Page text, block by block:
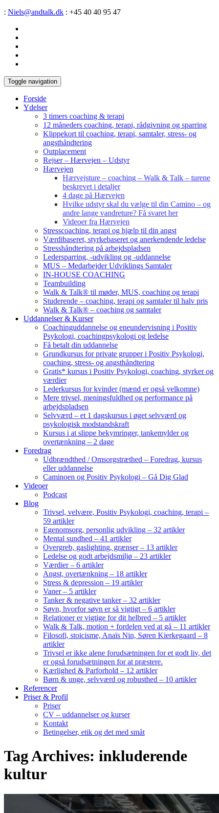
: Niels@andtalk.dk : +45 40 40 95 47
Toggle navigation
Forside
Ydelser
3 timers coaching & terapi
12 måneders coaching, terapi, rådgivning og sparring
Klippekort til coaching, terapi, samtaler, stress- og
angsthåndtering
Outplacement
Rejser – Hærvejen – Udstyr
Hærvejen
Hærvejsture – coaching – Walk & Talk – turene
beskrevet i detaljer
4 dage på Hærvejen
Hvilke udstyr skal du vælge til din Camino – og
andre lange vandreture? Få svaret her
Videoer fra Hærvejen
Stresscoaching, terapi og hjælp til din angst
Værdibaseret, styrkebaseret og anerkendende ledelse
Stresshåndtering på arbejdspladsen
Ledersparring, -udvikling og -uddannelse
MUS – Medarbejder Udviklings Samtaler
IN-HOUSE COACHING
Teambuilding
Walk & Talk® til møder, MUS, coaching og terapi
Studerende – coaching, terapi og samtaler til halv pris
Walk & Talk® – coaching og samtaler
Uddannelser & Kurser
Coachinguddannelse og eneundervisning i Positiv
Psykologi, coachingpsykologi og ledelse
Få betalt din uddannelse
Grundkursus for private grupper i Positiv Psykologi,
coaching, stress- og angsthåndtering
Gratis* kursus i Positiv Psykologi, coaching, styrker og
værdier
Lederkursus for kvinder (mænd er også velkomne)
Mere trivsel, meningsfuldhed og performance på
arbejdspladsen
Selvværd – et 1 dagskursus i øget selvværd og
psykologisk modstandskraft
Kursus i at slippe bekymringer, tankemylder og
overtænkning – 2 dage
Foredrag
Udbrændthed / Omsorgstræthed – Foredrag, kursus
eller uddannelse
Caminoen og Positiv Psykologi – Gå Dig Glad
Videoer
Podcast
Blog
Trivsel, velvære, Positiv Psykologi, coaching, terapi –
59 artikler
Egenomsorg, personlig udvikling – 32 artikler
Mental sundhed – 41 artikler
Overgreb, gaslighting, grænser – 13 artikler
Ledelse og godt arbejdsmiljø – 23 artikler
Værdier – 6 artikler
Angst, overtænkning – 18 artikler
Stress & depression – 19 artikler
Vaner – 5 artikler
Tanker & negative tanker – 32 artikler
Søvn, hvorfor søvn er så vigtigt – 6 artikler
Relationer er vigtige for dit helbred – 5 artikler
Walk & Talk, motion + fordelen ved at gå – 11 artikler
Filosofi, stoicisme, Anaïs Nin, Søren Kierkegaard – 8
artikler
Trivsel er ikke alene forudsætningen for et godt liv, det
er også forudsætningen for at præstere.
Kærlighed & Parforhold – 12 artikler
Børn & unge, selvværd og robusthed – 10 artikler
Referencer
Priser & Profil
Priser
CV – uddannelser og kurser
Kontakt
Betingelser, etik og det med småt
Tag Archives: inkluderende
kultur